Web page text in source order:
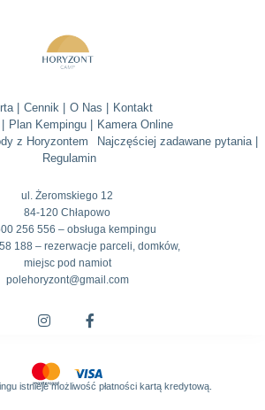
| Cennik | O Nas |
Kontakt
Plan Kempingu |
Kamera Online
z Horyzontem
Najczęściej zadawane pytania |
Regulamin
ul. Żeromskiego 12
84-120 Chłapowo
256 556 – obsługa kempingu
188 – rezerwacje parceli, domków,
miejsc pod namiot
polehoryzont@gmail.com
istnieje możliwość płatności kartą kredytową.